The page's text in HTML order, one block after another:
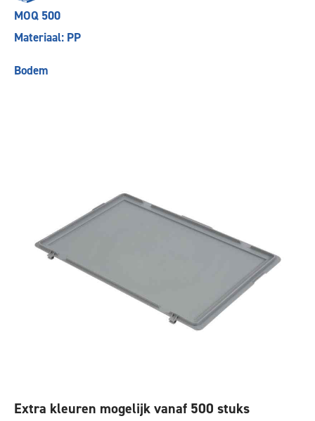
MOQ 500
Materiaal: PP
Bodem
Extra kleuren mogelijk vanaf 500 stuks